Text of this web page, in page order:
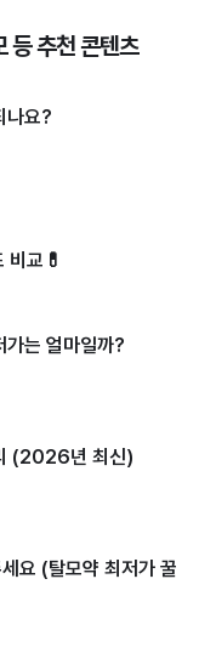
등 추천 콘텐츠
나요?
비교💊
는 얼마일까?
(2026년 최신)
요 (탈모약 최저가 꿀